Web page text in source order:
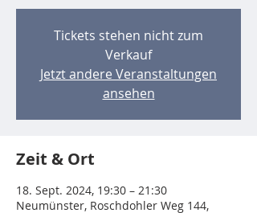
Tickets stehen nicht zum
Verkauf
Jetzt andere Veranstaltungen
ansehen
Zeit & Ort
18. Sept. 2024, 19:30 – 21:30
Neumünster, Roschdohler Weg 144,